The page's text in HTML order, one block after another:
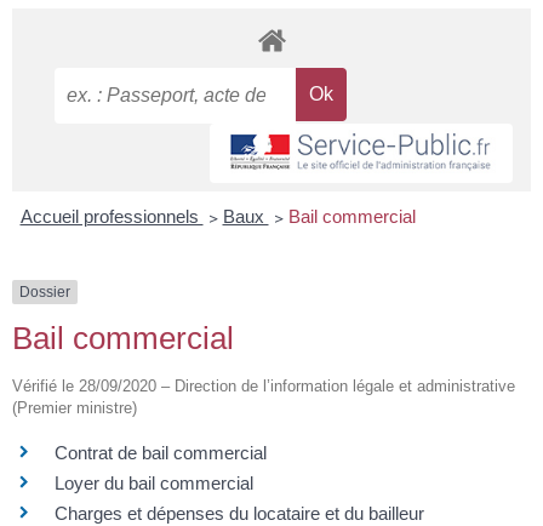
Accueil professionnels > Baux > Bail commercial
Dossier
Bail commercial
Vérifié le 28/09/2020 – Direction de l’information légale et administrative
(Premier ministre)
Contrat de bail commercial
Loyer du bail commercial
Charges et dépenses du locataire et du bailleur